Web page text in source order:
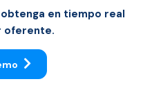
en tiempo real
oferente.